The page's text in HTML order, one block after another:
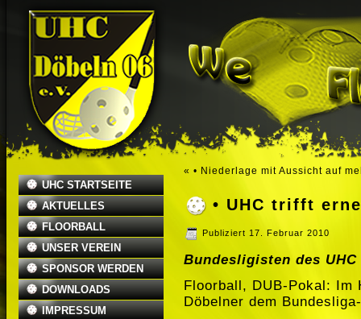
UHC STARTSEITE
AKTUELLES
FLOORBALL
UNSER VEREIN
SPONSOR WERDEN
DOWNLOADS
IMPRESSUM
« • Niederlage mit Aussicht auf
• UHC trifft
Publiziert 17. Februar 2010
Bundesligisten des
Floorball, DUB-Pokal: Im
Döbelner dem